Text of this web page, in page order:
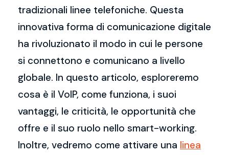
tradizionali linee telefoniche. Questa
innovativa forma di comunicazione digitale
ha rivoluzionato il modo in cui le persone
si connettono e comunicano a livello
globale. In questo articolo, esploreremo
cosa è il VoIP, come funziona, i suoi
vantaggi, le criticità, le opportunità che
offre e il suo ruolo nello smart-working.
Inoltre, vedremo come attivare una linea